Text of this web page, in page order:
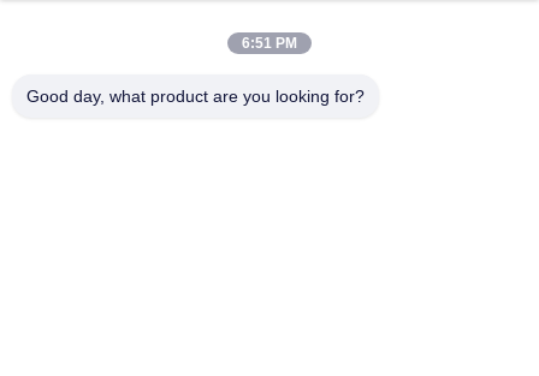
6:51 PM
Good day, what product are you looking for?